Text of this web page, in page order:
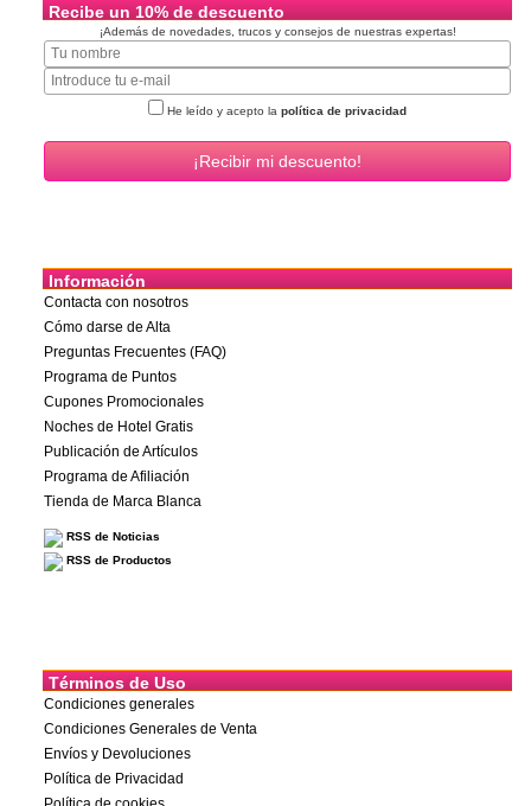
Recibe un 10% de descuento
¡Además de novedades, trucos y consejos de nuestras expertas!
He leído y acepto la política de privacidad
Información
Contacta con nosotros
Cómo darse de Alta
Preguntas Frecuentes (FAQ)
Programa de Puntos
Cupones Promocionales
Noches de Hotel Gratis
Publicación de Artículos
Programa de Afiliación
Tienda de Marca Blanca
RSS de Noticias
RSS de Productos
Términos de Uso
Condiciones generales
Condiciones Generales de Venta
Envíos y Devoluciones
Política de Privacidad